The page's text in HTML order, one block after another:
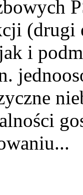
(drugi
i